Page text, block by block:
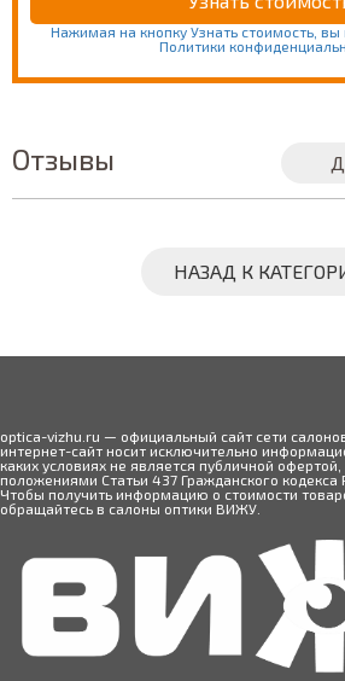
Нажимая на кнопку Узнать стоимость,
Политики
Отзывы
НАЗАД К
optica-vizhu.ru — официальный сайт сети
интернет-сайт носит исключительно
каких условиях не является публичной
положениями Статьи 437 Гражданского кодекса
Чтобы получить информацию о стоимости
обращайтесь в салоны оптики ВИЖУ.